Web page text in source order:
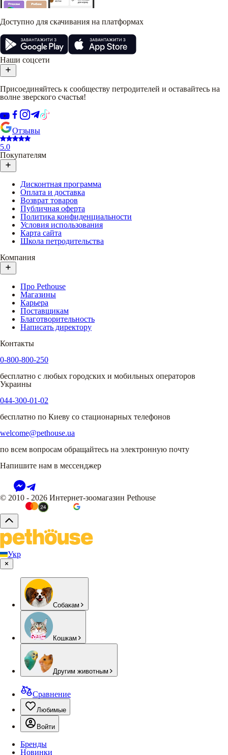
Доступно для скачивания на платформах
Наши соцсети
Присоединяйтесь к сообществу петродителей и оставайтесь на
волне зверского счастья!
Отзывы
5.0
Покупателям
Дисконтная программа
Оплата и доставка
Возврат товаров
Публичная оферта
Политика конфиденциальности
Условия использования
Карта сайта
Школа петродительства
Компания
Про Pethouse
Магазины
Карьера
Поставщикам
Благотворительность
Написать директору
Контакты
0-800-800-250
бесплатно с любых городских и мобильных операторов
Украины
044-300-01-02
бесплатно по Киеву со стационарных телефонов
welcome@pethouse.ua
по всем вопросам обращайтесь на электронную почту
Напишите нам в мессенджер
© 2010 - 2026 Интернет-зоомагазин Pethouse
Укр
Собакам
Кошкам
Другим животным
Сравнение
Любимые
Войти
Бренды
Новинки